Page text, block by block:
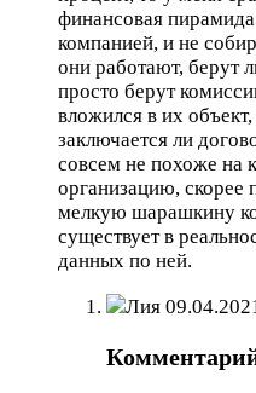
финансовая
компанией, и не
они работают, берут
просто берут
вложился в их
заключается ли
совсем не похоже на
организацию, скорее
мелкую шарашкину
существует в
данных по ней.
Лия